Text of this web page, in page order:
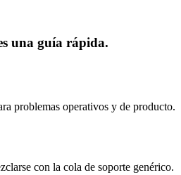
una guía rápida.
problemas operativos y de producto.
con la cola de soporte genérico.